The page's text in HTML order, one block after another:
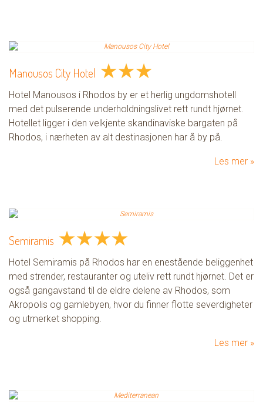
Manousos City Hotel ★★★
Hotel Manousos i Rhodos by er et herlig ungdomshotell
med det pulserende underholdningslivet rett rundt hjørnet.
Hotellet ligger i den velkjente skandinaviske bargaten på
Rhodos, i nærheten av alt destinasjonen har å by på.
Les mer
Semiramis ★★★★
Hotel Semiramis på Rhodos har en enestående beliggenhet
med strender, restauranter og uteliv rett rundt hjørnet. Det er
også gangavstand til de eldre delene av Rhodos, som
Akropolis og gamlebyen, hvor du finner flotte severdigheter
og utmerket shopping.
Les mer